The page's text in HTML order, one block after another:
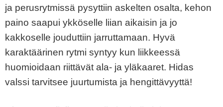
ja perusrytmissä pysyttiin askelten osalta, kehon
paino saapui ykköselle liian aikaisin ja jo
kakkoselle jouduttiin jarruttamaan. Hyvä
karaktäärinen rytmi syntyy kun liikkeessä
huomioidaan riittävät ala- ja yläkaaret. Hidas
valssi tarvitsee juurtumista ja hengittävyyttä!